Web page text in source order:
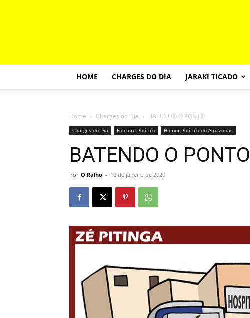
HOME CHARGES DO DIA JARAKI TICADO
Home Charges do Dia BATENDO O PONTO
Charges do Dia Folclore Político Humor Político do Amazonas
BATENDO O PONTO
Por O Ralho - 10 de janeiro de 2020